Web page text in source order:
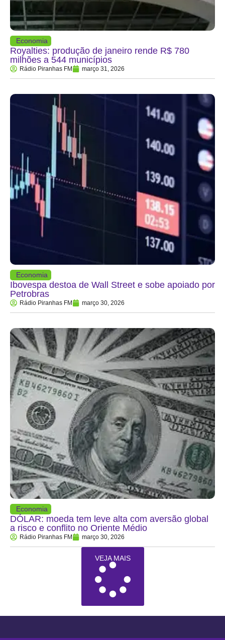
Economia
Royalties: produção de janeiro rende R$ 780
milhões a 544 municípios
Rádio Piranhas FM março 31, 2026
Economia
Ibovespa destoa de Wall Street e sobe apoiado por
Petrobras
Rádio Piranhas FM março 30, 2026
Economia
DÓLAR: moeda tem leve alta com aversão global
a risco e conflito no Oriente Médio
Rádio Piranhas FM março 30, 2026
VEJA MAIS